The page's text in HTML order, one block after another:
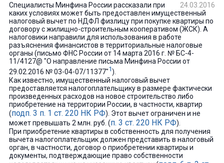
24.03.2016
Специалисты Минфина России рассказали при
каких условиях может быть предоставлен имущественный
налоговый вычет по НДФЛ физлицу при покупке квартиры по
договору с жилищно-строительным кооперативом (ЖСК). А
налоговики направили для использования в работе
разъяснения финансистов в территориальные налоговые
органы (письмо ФНС России от 14 марта 2016 г. № БС-4-
11/4127@ "О направление письма Минфина России от
29.02.2016 № 03-04-07/11377"1).
Как известно, имущественный налоговый вычет
предоставляется налогоплательщику в размере фактически
произведенных расходов на новое строительство либо
приобретение на территории России, в частности, квартир
(подп. 3 п. 1 ст. 220 НК РФ). Этот вычет ограничен и не
может превышать 2 млн. руб. (п. 3 ст. 220 НК РФ).
При приобретение квартиры в собственность для получения
вычета налогоплательщик должен представить в налоговый
орган, в частности, договор о приобретении квартиры и
документы, подтверждающие право собственности